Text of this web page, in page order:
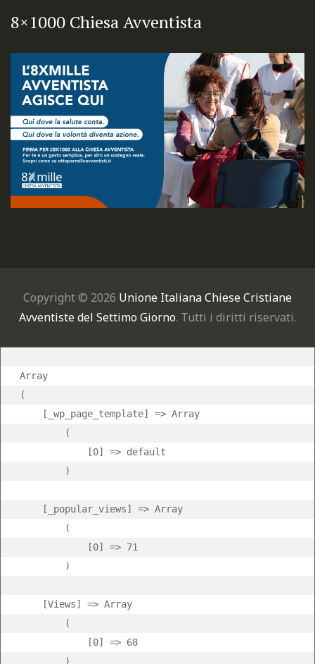
8×1000 Chiesa Avventista
Copyright © 2026 Unione Italiana Chiese Cristiane
Avventiste del Settimo Giorno. Tutti i diritti riservati.
Array
(
    [_wp_page_template] => Array
        (
            [0] => default
        )
    [_popular_views] => Array
        (
            [0] => 71
        )
    [Views] => Array
        (
            [0] => 68
        )